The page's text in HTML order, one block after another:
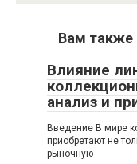
Вам также
Влияние
анализ и
Введение В мире
приобретают не
рыночную